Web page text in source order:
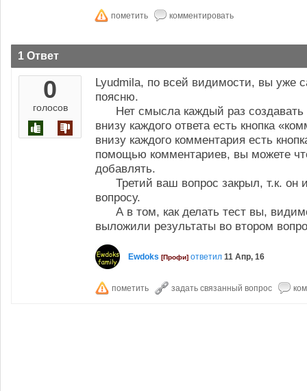
1 Ответ
0
голосов
Lyudmila, по всей видимости, вы уже
поясню.
Нет смысла каждый раз создавать
внизу каждого ответа есть кнопка
внизу каждого комментария есть
помощью комментариев, вы можете
добавлять.
Третий ваш вопрос закрыл, т.к. он
вопросу.
А в том, как делать тест вы,
выложили результаты во втором
Ewdoks [Профи] ответил 11 Апр, 16